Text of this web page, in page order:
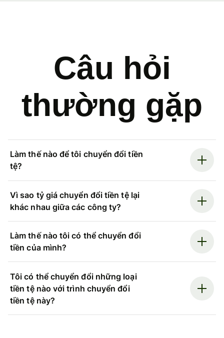
Câu hỏi
thường gặp
Làm thế nào để tôi chuyển đổi tiền
tệ?
Vì sao tỷ giá chuyển đổi tiền tệ lại
khác nhau giữa các công ty?
Làm thế nào tôi có thể chuyển đổi
tiền của mình?
Tôi có thể chuyển đổi những loại
tiền tệ nào với trình chuyển đổi
tiền tệ này?